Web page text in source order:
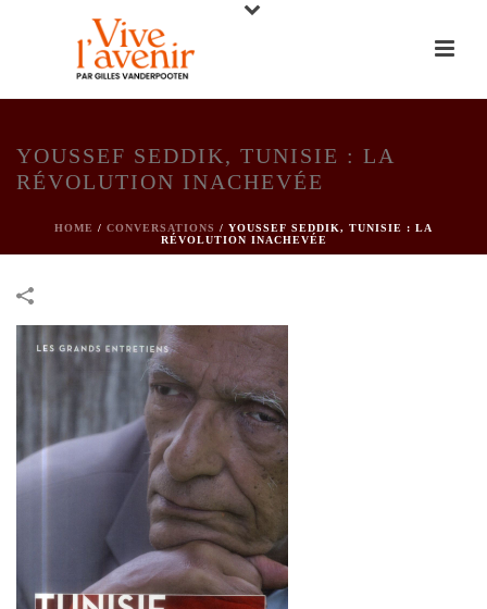
YOUSSEF SEDDIK, TUNISIE : LA
RÉVOLUTION INACHEVÉE
HOME / CONVERSATIONS / YOUSSEF SEDDIK, TUNISIE : LA
RÉVOLUTION INACHEVÉE